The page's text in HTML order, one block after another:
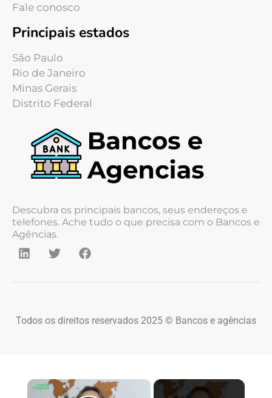
Fale conosco
Principais estados
São Paulo
Rio de Janeiro
Minas Gerais
Distrito Federal
Descubra os principais bancos, seus endereços e
telefones. Ache tudo o que precisa com o Bancos e
Agências.
Todos os direitos reservados 2025 © Bancos e agências
×